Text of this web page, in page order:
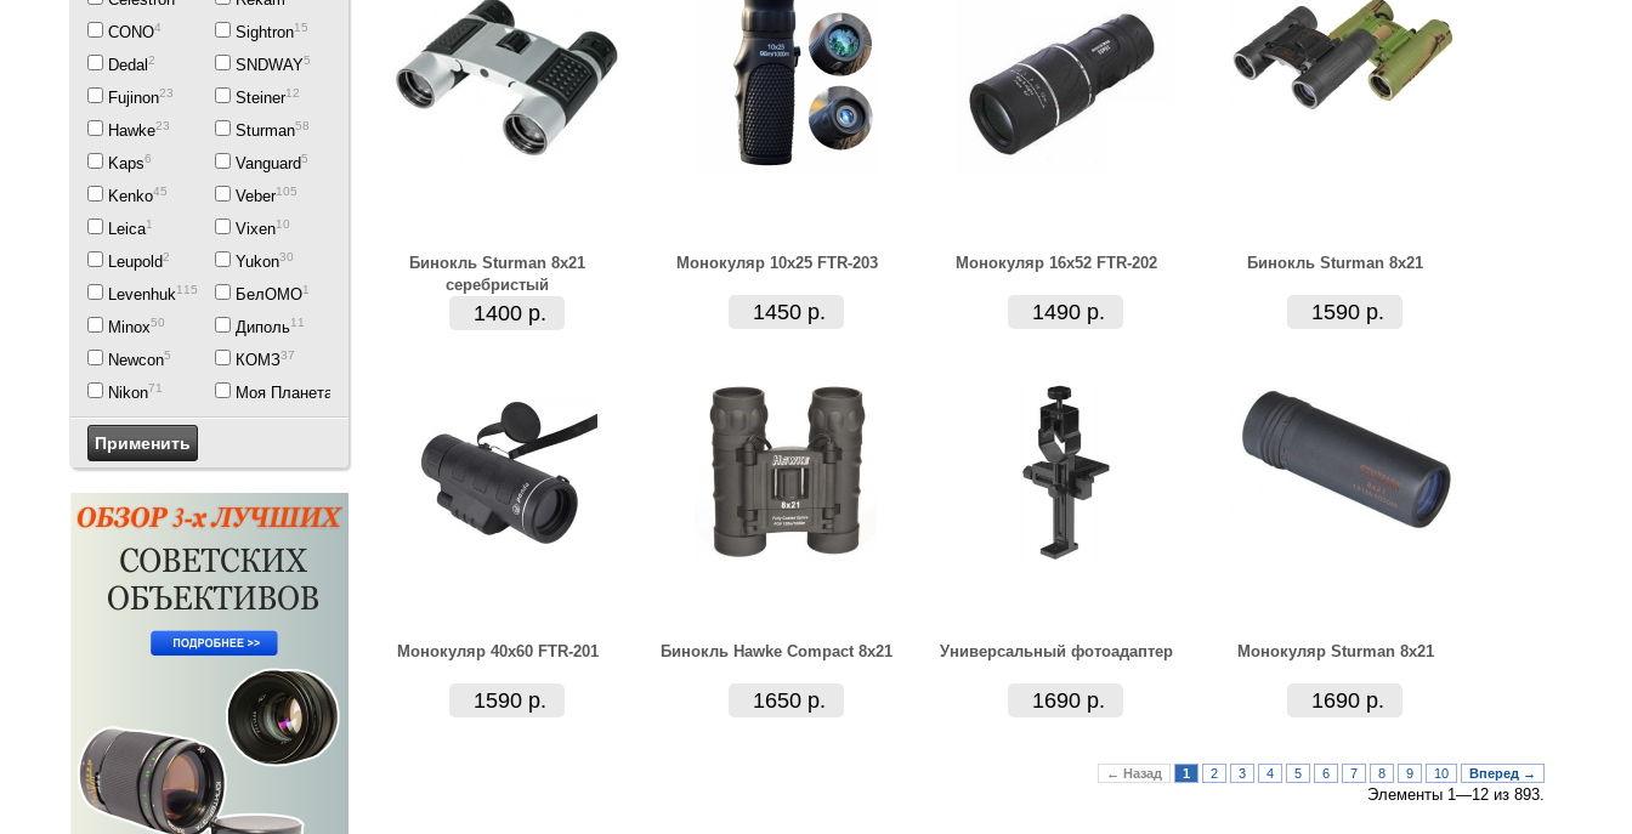
CONO4
Dedal2
Fujinon23
Hawke23
Kaps6
Kenko45
Leica1
Leupold2
Levenhuk115
Minox50
Newcon5
Nikon71
Sightron15
SNDWAY5
Steiner12
Sturman58
Vanguard5
Veber105
Vixen10
Yukon30
БелОМО1
Диполь11
КОМЗ37
Моя Планета
Бинокль Sturman 8x21
серебристый
1400 р.
Монокуляр 10x25 FTR-203
1450 р.
Монокуляр 16x52 FTR-202
1490 р.
Бинокль Sturman 8x21
1590 р.
Монокуляр 40x60 FTR-201
1590 р.
Бинокль Hawke Compact 8x21
1650 р.
Универсальный фотоадаптер
1690 р.
Монокуляр Sturman 8x21
1690 р.
← Назад 1 2 3 4 5 6 7 8 9 10 Вперед →
Элементы 1—12 из 893.